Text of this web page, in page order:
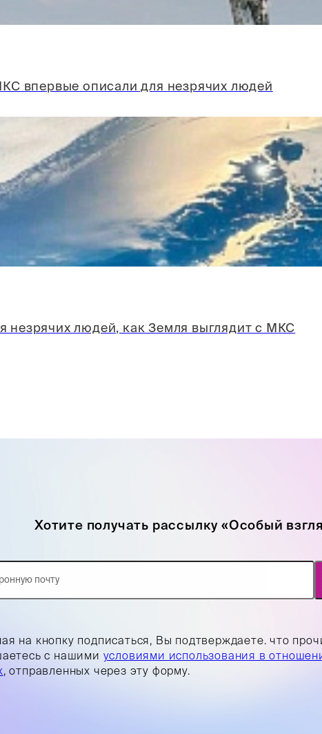
впервые описали для незрячих людей
незрячих людей, как Земля выглядит с МКС
Хотите получать рассылку «Особый
на кнопку подписаться, Вы подтверждаете. что
с нашими условиями использования в
, отправленных через эту форму.